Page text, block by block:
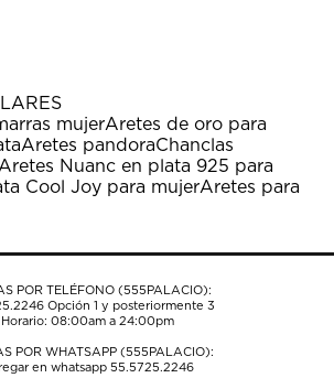
mujerAretes de oro para
Aretes pandoraChanclas
Aretes Nuanc en plata 925 para
Cool Joy para mujerAretes para
POR TELÉFONO (555PALACIO):
Opción 1 y posteriormente 3
Horario: 08:00am a 24:00pm
POR WHATSAPP (555PALACIO):
en whatsapp 55.5725.2246